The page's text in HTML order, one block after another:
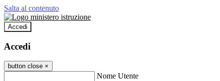
Salta al contenuto
Accedi
Accedi
button close ×
Nome Utente